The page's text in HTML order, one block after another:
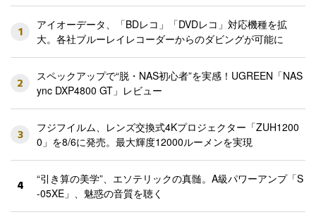
1
アイオーデータ、「BDレコ」「DVDレコ」対応機種を拡
大。各社ブルーレイレコーダーからのダビングが可能に
2
スペックアップで“脱・NAS初心者”を実感！UGREEN「NAS
ync DXP4800 GT」レビュー
3
フジフイルム、レンズ交換式4Kプロジェクター「ZUH1200
0」を8/6に発売。最大輝度12000ルーメンを実現
4
“引き算の美学”、エソテリックの真髄。A級パワーアンプ「S
-05XE」、魅惑の音質を聴く